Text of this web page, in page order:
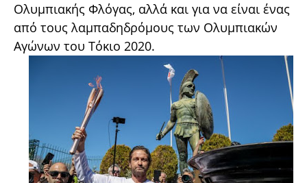
Ολυμπιακής Φλόγας, αλλά και για να είναι ένας
από τους λαμπαδηδρόμους των Ολυμπιακών
Αγώνων του Τόκιο 2020.